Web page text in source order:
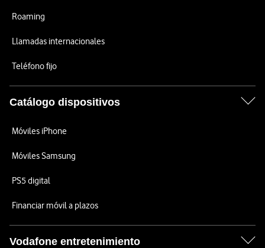
Roaming
Llamadas internacionales
Teléfono fijo
Catálogo dispositivos
Móviles iPhone
Móviles Samsung
PS5 digital
Financiar móvil a plazos
Vodafone entretenimiento